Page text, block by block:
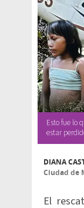
Esto fue lo
estar
DIANA
Ciudad de
El